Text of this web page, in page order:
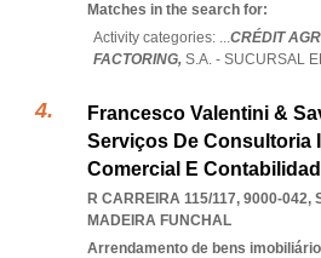
Matches in the search for:
Activity categories: ...CRÉDIT
FACTORING, S.A. - SUCURSAL
Francesco Valentini &
Serviços De Consultoria
Comercial E
R CARREIRA 115/117, 9000-042,
MADEIRA FUNCHAL
Arrendamento de bens